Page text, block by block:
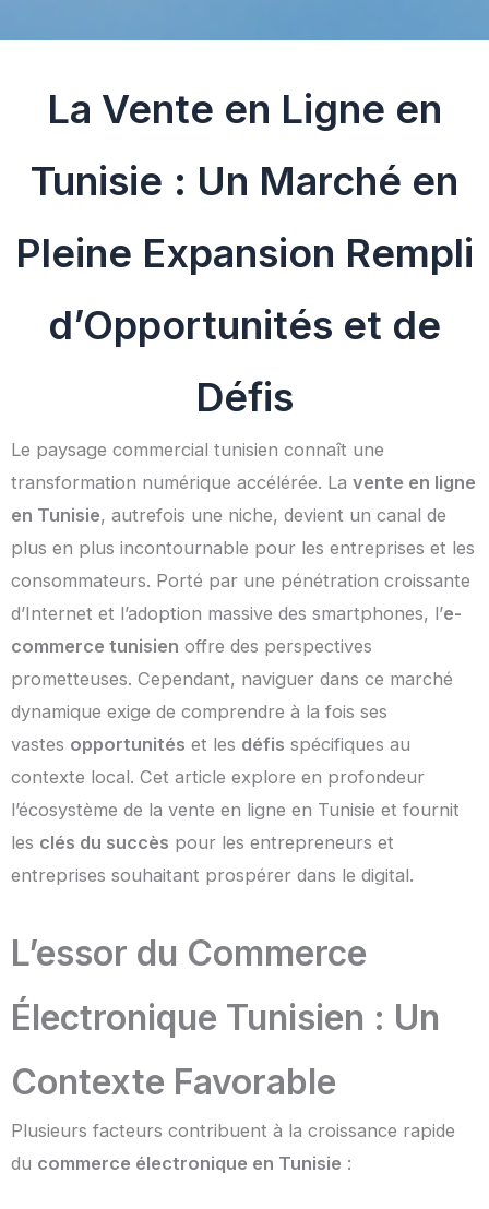
La Vente en Ligne en
Tunisie : Un Marché en
Pleine Expansion Rempli
d’Opportunités et de
Défis
Le paysage commercial tunisien connaît une
transformation numérique accélérée. La vente en ligne
en Tunisie, autrefois une niche, devient un canal de
plus en plus incontournable pour les entreprises et les
consommateurs. Porté par une pénétration croissante
d’Internet et l’adoption massive des smartphones, l’e-
commerce tunisien offre des perspectives
prometteuses. Cependant, naviguer dans ce marché
dynamique exige de comprendre à la fois ses
vastes opportunités et les défis spécifiques au
contexte local. Cet article explore en profondeur
l’écosystème de la vente en ligne en Tunisie et fournit
les clés du succès pour les entrepreneurs et
entreprises souhaitant prospérer dans le digital.
L’essor du Commerce
Électronique Tunisien : Un
Contexte Favorable
Plusieurs facteurs contribuent à la croissance rapide
du commerce électronique en Tunisie :